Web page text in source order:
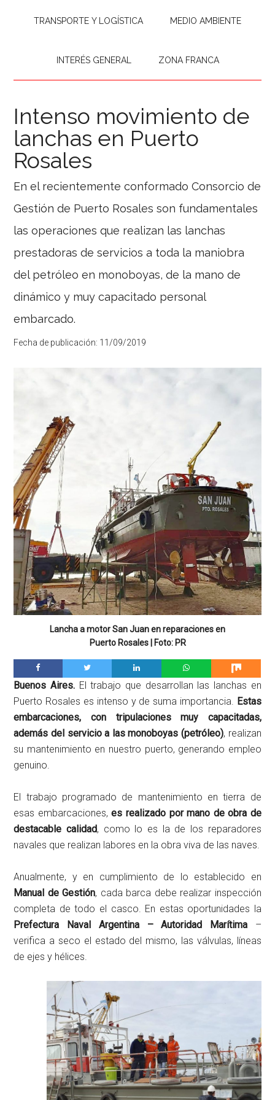
TRANSPORTE Y LOGÍSTICA MEDIO AMBIENTE
INTERÉS GENERAL ZONA FRANCA
Intenso movimiento de
lanchas en Puerto
Rosales
En el recientemente conformado Consorcio de
Gestión de Puerto Rosales son fundamentales
las operaciones que realizan las lanchas
prestadoras de servicios a toda la maniobra
del petróleo en monoboyas, de la mano de
dinámico y muy capacitado personal
embarcado.
Fecha de publicación: 11/09/2019
Lancha a motor San Juan en reparaciones en
Puerto Rosales | Foto: PR
Buenos Aires. El trabajo que desarrollan las lanchas en
Puerto Rosales es intenso y de suma importancia. Estas
embarcaciones, con tripulaciones muy capacitadas,
además del servicio a las monoboyas (petróleo), realizan
su mantenimiento en nuestro puerto, generando empleo
genuino.
El trabajo programado de mantenimiento en tierra de
esas embarcaciones,es realizado por mano de obra de
destacable calidad, como lo es la de los reparadores
navales que realizan labores en la obra viva de las naves.
Anualmente, y en cumplimiento de lo establecido en
Manual de Gestión, cada barca debe realizar inspección
completa de todo el casco. En estas oportunidades la
Prefectura Naval Argentina – Autoridad Marítima–
verifica a seco el estado del mismo, las válvulas, líneas
de ejes y hélices.